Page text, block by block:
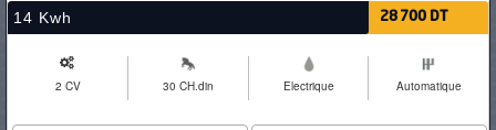
14 Kwh 28 700 DT
2 CV 30 CH.din Electrique Automatique